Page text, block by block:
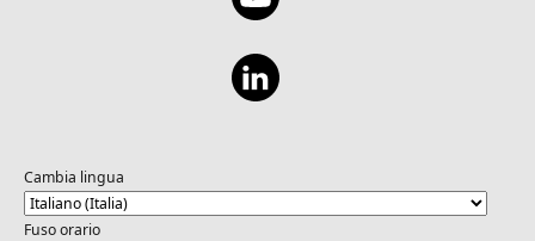
Cambia lingua
Fuso orario